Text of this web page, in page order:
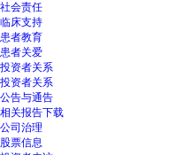
社会责任
临床支持
患者教育
患者关爱
投资者关系
投资者关系
公告与通告
相关报告下载
公司治理
股票信息